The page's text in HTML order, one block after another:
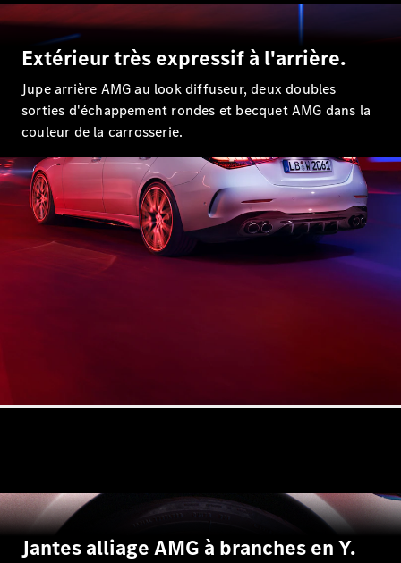
SUVs
EQA
EQE
Électrique
EQS
SUV
Électrique
Mercedes-
EQS SUV
GLA
GLA
Nouveau
GLA Nouveau Électrique
GLB Électrique
Nouveau
Maybach
GLS SUV
Mercedes-
Maybach
Nouveau
Extérieur très expressif à l'arrière.
Jupe arrière AMG au look diffuseur, deux doubles
sorties d'échappement rondes et becquet AMG dans la
couleur de la carrosserie.
Jantes alliage AMG à branches en Y.